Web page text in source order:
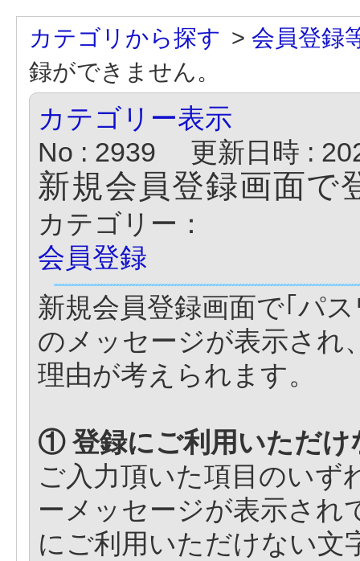
カテゴリから探す > 会員登録
録ができません。
カテゴリー表示
No : 2939
更新日時 :
新規会員登録画面で
カテゴリー：
会員登録
新規会員登録画面で｢パ
のメッセージが表示され
理由が考えられます。
① 登録にご利用いただけ
ご入力頂いた項目のいず
ーメッセージが表示され
にご利用いただけない文